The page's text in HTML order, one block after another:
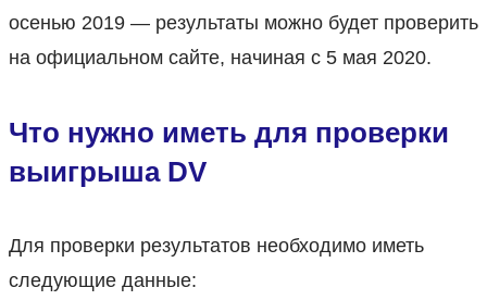
осенью 2019 — результаты можно будет проверить
на официальном сайте, начиная с 5 мая 2020.
Что нужно иметь для проверки
выигрыша DV
Для проверки результатов необходимо иметь
следующие данные: